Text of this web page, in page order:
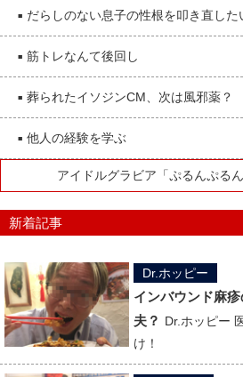
■ だらしのない息子の性根を叩き直した
■ 筋トレなんて後回し
■ 葬られたイソジンCM、次は風邪薬？
■ 他人の経験を学ぶ
アイドルグラビア「ぷるんぷる
新着記事
Dr.ホッピー
インバウンド麻
夫？ Dr.ホッピー
け！